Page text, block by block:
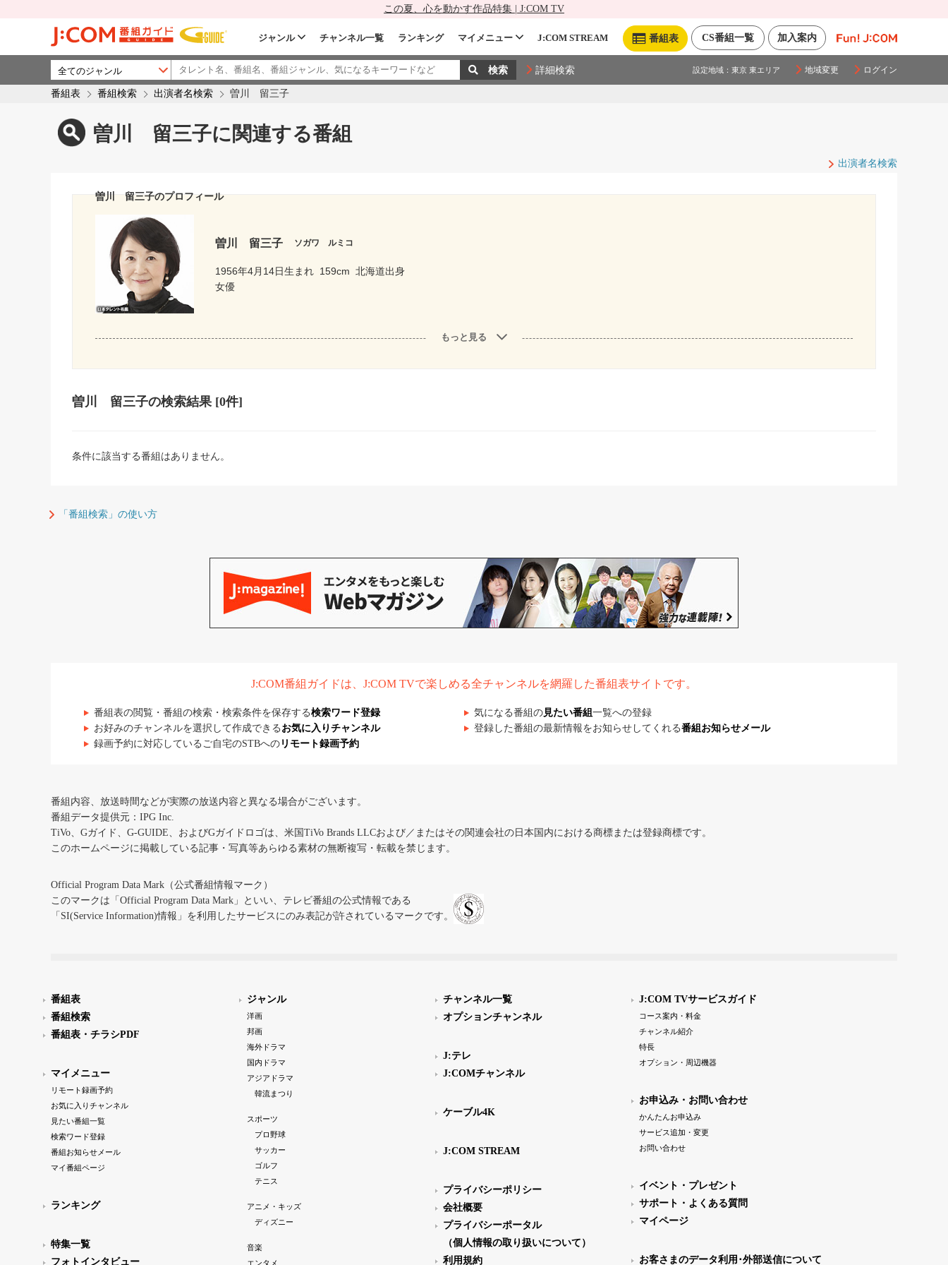
この夏、心を動かす作品特集 | J:COM TV
加入案内
CS番組一覧
番組表
ジャンル チャンネル一覧 ランキング マイメニュー J:COM STREAM
詳細検索 設定地域： 東京 東エリア 地域変更 ログイン
番組表 番組検索 出演者名検索 曽川 留三子
曽川 留三子に関連する番組
出演者名検索
曽川 留三子のプロフィール
曽川 留三子 ソガワ ルミコ
1956年4月14日生まれ 159cm 北海道出身
女優
もっと見る
曽川 留三子の検索結果 [0件]
条件に該当する番組はありません。
「番組検索」の使い方
J:COM番組ガイドは、J:COM TVで楽しめる全チャンネルを網羅した番組表サイトです。
番組表の閲覧・番組の検索・検索条件を保存する検索ワード登録 気になる番組の見たい番組 一覧への登録
お好みのチャンネルを選択して作成できる お気に入りチャンネル 登録した番組の最新情報をお知らせしてくれる番組お知らせメール
録画予約に対応しているご自宅のSTBへの リモート録画予約
番組内容、放送時間などが実際の放送内容と異なる場合がございます。
番組データ提供元：IPG Inc.
TiVo、Gガイド、G-GUIDE、およびGガイドロゴは、米国TiVo Brands LLCおよび／またはその関連会社の日本国内における商標または登録商標です。
このホームページに掲載している記事・写真等あらゆる素材の無断複写・転載を禁じます。
Official Program Data Mark（公式番組情報マーク）
このマークは「Official Program Data Mark」といい、テレビ番組の公式情報である
「SI(Service Information)情報」を利用したサービスにのみ表記が許されているマークです。
番組表
番組検索
番組表・チラシPDF
マイメニュー
リモート録画予約
お気に入りチャンネル
見たい番組一覧
検索ワード登録
番組お知らせメール
マイ番組ページ
ランキング
特集一覧
フォトインタビュー
ジャンル
洋画
邦画
海外ドラマ
国内ドラマ
アジアドラマ
韓流まつり
スポーツ
プロ野球
サッカー
ゴルフ
テニス
アニメ・キッズ
ディズニー
音楽
エンタメ
チャンネル一覧
オプションチャンネル
J:テレ
J:COMチャンネル
ケーブル4K
J:COM STREAM
プライバシーポリシー
会社概要
プライバシーポータル
（個人情報の取り扱いについて）
利用規約
J:COM TVサービスガイド
コース案内・料金
チャンネル紹介
特長
オプション・周辺機器
お申込み・お問い合わせ
かんたんお申込み
サービス追加・変更
お問い合わせ
イベント・プレゼント
サポート・よくある質問
マイページ
お客さまのデータ利用･外部送信について